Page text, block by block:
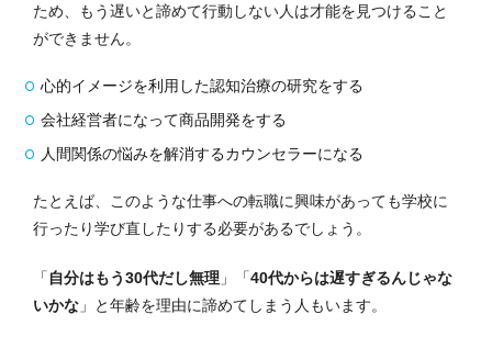
ため、もう遅いと諦めて行動しない人は才能を見つけること
ができません。
心的イメージを利用した認知治療の研究をする
会社経営者になって商品開発をする
人間関係の悩みを解消するカウンセラーになる
たとえば、このような仕事への転職に興味があっても学校に
行ったり学び直したりする必要があるでしょう。
「 自分はもう30代だし無理 」「40代からは遅すぎるんじゃな
いかな 」と年齢を理由に諦めてしまう人もいます。